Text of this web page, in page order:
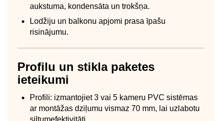
aukstuma, kondensāta un trokšņa.
Lodžiju un balkonu apjomi prasa īpašu
risinājumu.
Profilu un stikla paketes
ieteikumi
Profili: izmantojiet 3 vai 5 kameru PVC sistēmas
ar montāžas dziļumu vismaz 70 mm, lai uzlabotu
siltumefektivitāti.